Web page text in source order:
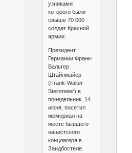
узниками
которого были
свыше 70 000
солдат Красной
армии.
Президент
Германии Франк-
Вальтер
Штайнмайер
(Frank-Walter
Steinmeier) в
понедельник, 14
июня, посетил
мемориал на
месте бывшего
нацистского
концлагеря в
Зандбостеле.